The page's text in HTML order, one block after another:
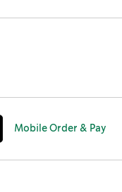
Mobile Order & Pay